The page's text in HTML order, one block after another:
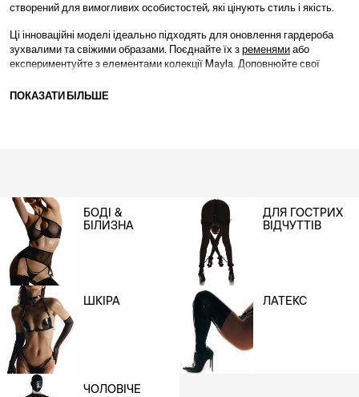
створений для вимогливих особистостей, які цінують стиль і якість.
Ці інноваційні моделі ідеально підходять для оновлення гардероба
зухвалими та свіжими образами. Поєднайте їх з ременями або
експериментуйте з елементами колекції Mayla. Доповнюйте свої
начоловічу колекцію портупей
ПОКАЗАТИ БІЛЬШЕ
БОДІ &
БІЛИЗНА
ДЛЯ ГОСТРИХ
ВІДЧУТТІВ
ШКІРА ЛАТЕКС
ЧОЛОВІЧЕ